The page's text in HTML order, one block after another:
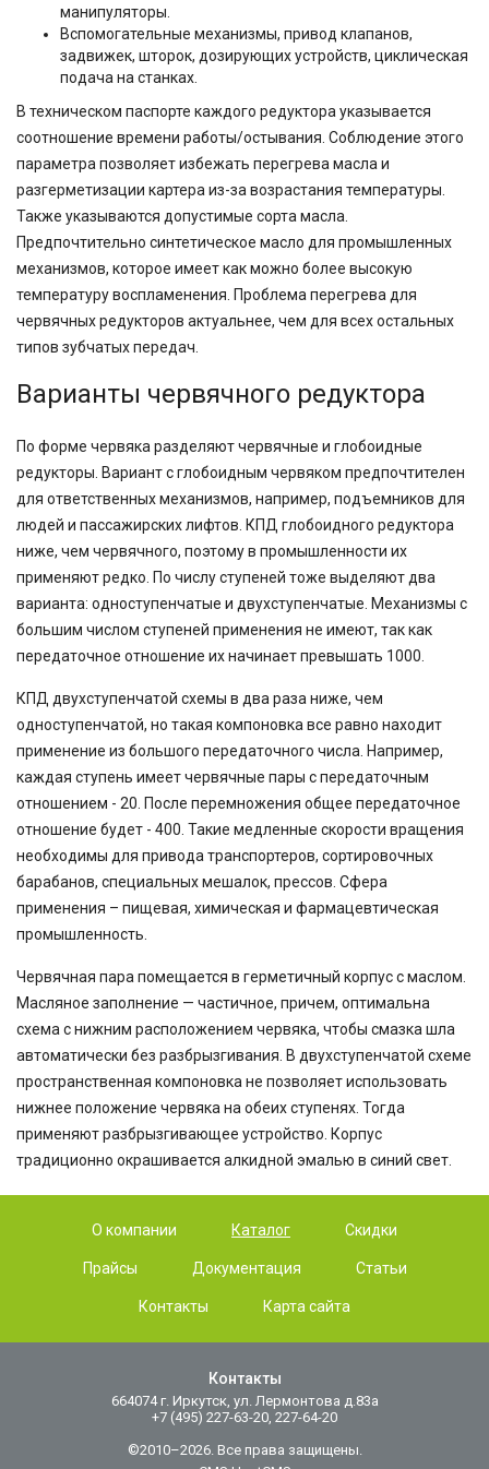
манипуляторы.
Вспомогательные механизмы, привод клапанов,
задвижек, шторок, дозирующих устройств, циклическая
подача на станках.
В техническом паспорте каждого редуктора указывается
соотношение времени работы/остывания. Соблюдение этого
параметра позволяет избежать перегрева масла и
разгерметизации картера из-за возрастания температуры.
Также указываются допустимые сорта масла.
Предпочтительно синтетическое масло для промышленных
механизмов, которое имеет как можно более высокую
температуру воспламенения. Проблема перегрева для
червячных редукторов актуальнее, чем для всех остальных
типов зубчатых передач.
Варианты червячного редуктора
По форме червяка разделяют червячные и глобоидные
редукторы. Вариант с глобоидным червяком предпочтителен
для ответственных механизмов, например, подъемников для
людей и пассажирских лифтов. КПД глобоидного редуктора
ниже, чем червячного, поэтому в промышленности их
применяют редко. По числу ступеней тоже выделяют два
варианта: одноступенчатые и двухступенчатые. Механизмы с
большим числом ступеней применения не имеют, так как
передаточное отношение их начинает превышать 1000.
КПД двухступенчатой схемы в два раза ниже, чем
одноступенчатой, но такая компоновка все равно находит
применение из большого передаточного числа. Например,
каждая ступень имеет червячные пары с передаточным
отношением - 20. После перемножения общее передаточное
отношение будет - 400. Такие медленные скорости вращения
необходимы для привода транспортеров, сортировочных
барабанов, специальных мешалок, прессов. Сфера
применения – пищевая, химическая и фармацевтическая
промышленность.
Червячная пара помещается в герметичный корпус с маслом.
Масляное заполнение — частичное, причем, оптимальна
схема с нижним расположением червяка, чтобы смазка шла
автоматически без разбрызгивания. В двухступенчатой схеме
пространственная компоновка не позволяет использовать
нижнее положение червяка на обеих ступенях. Тогда
применяют разбрызгивающее устройство. Корпус
традиционно окрашивается алкидной эмалью в синий свет.
О компании Каталог Скидки
Прайсы Документация Статьи
Контакты Карта сайта
Контакты
664074 г. Иркутск, ул. Лермонтова д.83а
+7 (495) 227-63-20, 227-64-20
©2010–2026. Все права защищены.